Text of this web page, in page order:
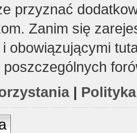
przyznać
Zanim się
obowiązującymi
poszczególnych
|